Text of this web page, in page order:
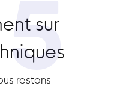
5
sur
restons